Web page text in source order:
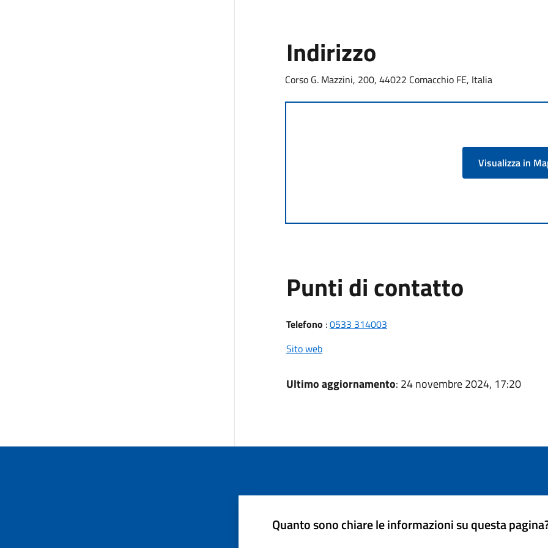
Indirizzo
Corso G. Mazzini, 200, 44022 Comacchio FE, Italia
Visualizza in
Punti di contatto
Telefono :0533 314003
Sito web
Ultimo aggiornamento: 24 novembre 2024, 17:20
Quanto sono chiare le informazioni su questa